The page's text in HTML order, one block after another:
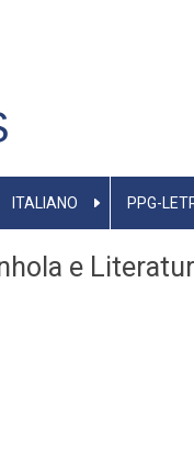
ITALIANO PPG-
e